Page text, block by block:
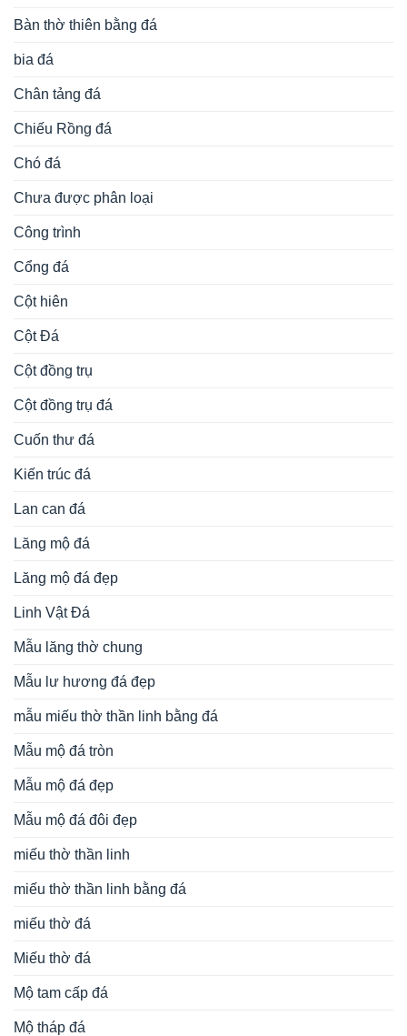
Bàn thờ thiên bằng đá
bia đá
Chân tảng đá
Chiếu Rồng đá
Chó đá
Chưa được phân loại
Công trình
Cổng đá
Cột hiên
Cột Đá
Cột đồng trụ
Cột đồng trụ đá
Cuốn thư đá
Kiến trúc đá
Lan can đá
Lăng mộ đá
Lăng mộ đá đẹp
Linh Vật Đá
Mẫu lăng thờ chung
Mẫu lư hương đá đẹp
mẫu miếu thờ thần linh bằng đá
Mẫu mộ đá tròn
Mẫu mộ đá đẹp
Mẫu mộ đá đôi đẹp
miếu thờ thần linh
miếu thờ thần linh bằng đá
miếu thờ đá
Miếu thờ đá
Mộ tam cấp đá
Mộ tháp đá